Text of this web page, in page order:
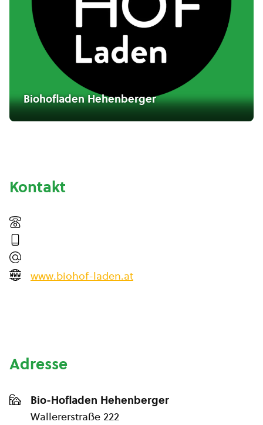
Biohofladen Hehenberger
Kontakt
www.biohof-laden.at
Adresse
Bio-Hofladen Hehenberger
Wallererstraße 222